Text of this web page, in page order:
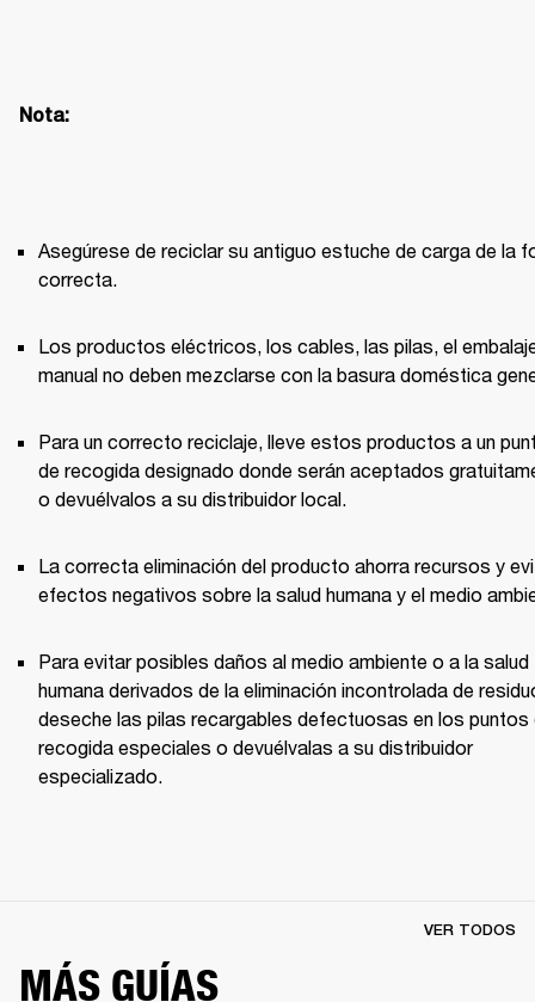
Nota:
Asegúrese de reciclar su antiguo estuche de carga de la
correcta.
Los productos eléctricos, los cables, las pilas, el
manual no deben mezclarse con la basura doméstica
Para un correcto reciclaje, lleve estos productos a un
de recogida designado donde serán aceptados
o devuélvalos a su distribuidor local.
La correcta eliminación del producto ahorra recursos y
efectos negativos sobre la salud humana y el medio
Para evitar posibles daños al medio ambiente o a la salud
humana derivados de la eliminación incontrolada de
deseche las pilas recargables defectuosas en los puntos
recogida especiales o devuélvalas a su distribuidor
especializado.
MÁS GUÍAS
VER TODOS